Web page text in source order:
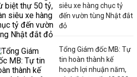
siêu xe hàng chục tỷ
đến vườn tùng Nhật đắt
đỏ
Tổng Giám đốc MB: Tự
tin hoàn thành kế
hoạch lợi nhuận năm,